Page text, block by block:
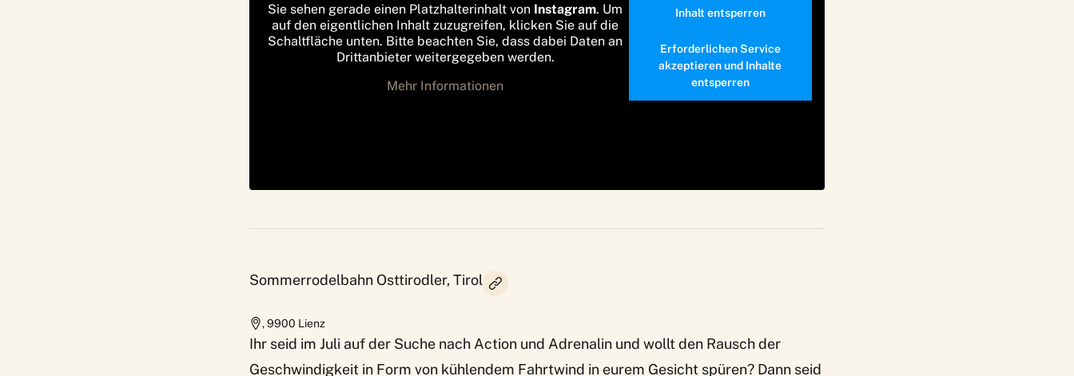
Sie sehen gerade einen Platzhalterinhalt von Instagram. Um
auf den eigentlichen Inhalt zuzugreifen, klicken Sie auf die
Schaltfläche unten. Bitte beachten Sie, dass dabei Daten an
Drittanbieter weitergegeben werden.
Mehr Informationen
Inhalt entsperren
Erforderlichen Service
akzeptieren und Inhalte
entsperren
Sommerrodelbahn Osttirodler, Tirol
,9900 Lienz
Ihr seid im Juli auf der Suche nach Action und Adrenalin und wollt den Rausch der
Geschwindigkeit in Form von kühlendem Fahrtwind in eurem Gesicht spüren? Dann seid